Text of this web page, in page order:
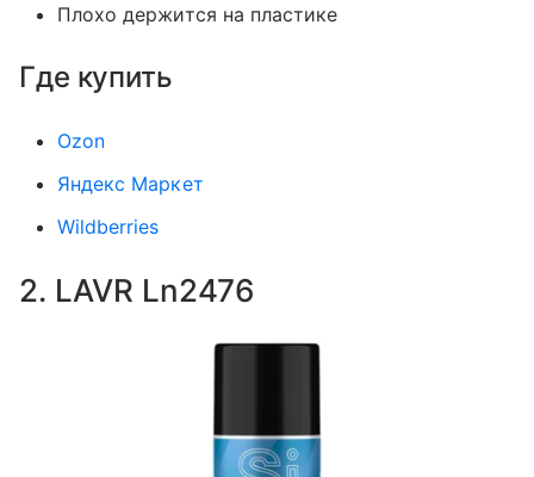
Плохо держится на пластике
Где купить
Ozon
Яндекс Маркет
Wildberries
2. LAVR Ln2476